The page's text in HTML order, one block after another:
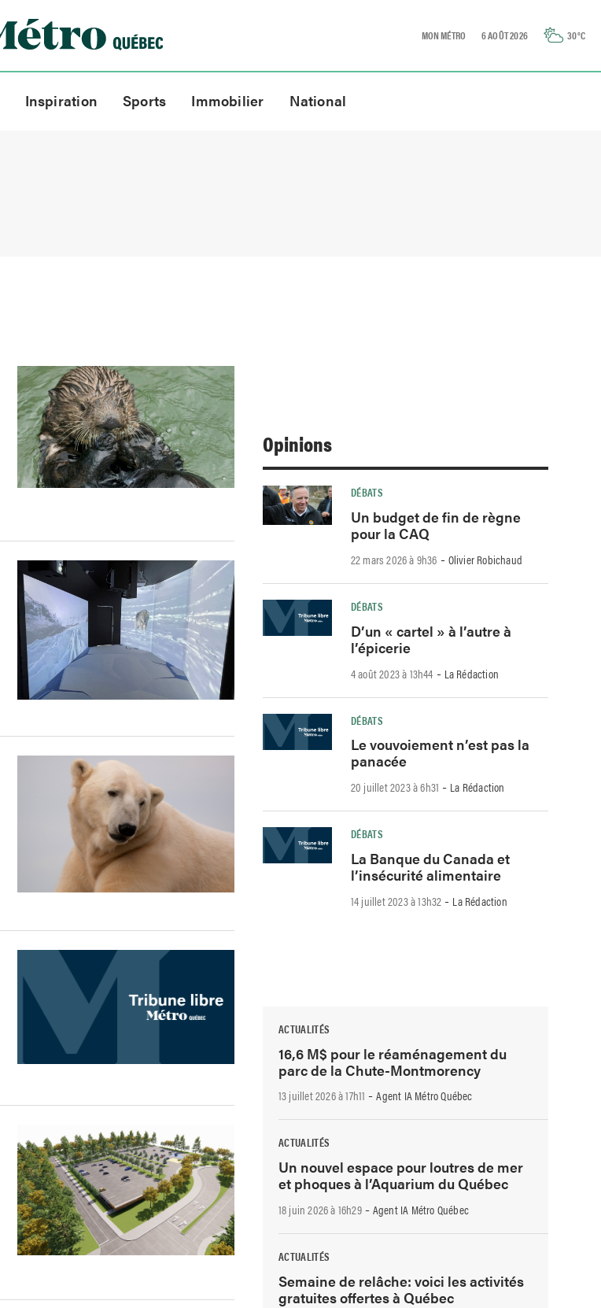
MON MÉTRO 6 AOÛT 2026 30°C
Inspiration Sports Immobilier National
Opinions
DÉBATS
Un budget de fin de règne
pour la CAQ
22 mars 2026 à 9h36 -Olivier Robichaud
DÉBATS
D’un « cartel » à l’autre à
l’épicerie
4 août 2023 à 13h44 - La Rédaction
DÉBATS
Le vouvoiement n’est pas la
panacée
20 juillet 2023 à 6h31 - La Rédaction
DÉBATS
La Banque du Canada et
l’insécurité alimentaire
14 juillet 2023 à 13h32 - La Rédaction
ACTUALITÉS
16,6 M$ pour le réaménagement du
parc de la Chute-Montmorency
13 juillet 2026 à 17h11 -Agent IA Métro Québec
ACTUALITÉS
Un nouvel espace pour loutres de mer
et phoques à l’Aquarium du Québec
18 juin 2026 à 16h29-Agent IA Métro Québec
ACTUALITÉS
Semaine de relâche: voici les activités
gratuites offertes à Québec